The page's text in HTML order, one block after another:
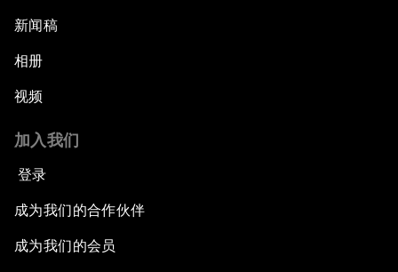
新闻稿
相册
视频
加入我们
登录
成为我们的合作伙伴
成为我们的会员